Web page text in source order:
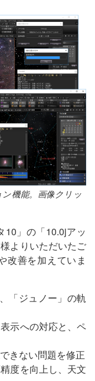
機能。画像クリッ
10」の「10.0jアッ
よりいただいたご
改善を加えていま
「ジュノー」の軌
示への対応と、ペ
きない問題を修正
度を向上し、天文